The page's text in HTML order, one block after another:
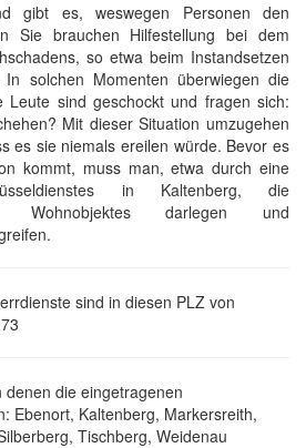
gibt es, weswegen Personen den
Sie brauchen Hilfestellung bei dem
so etwa beim Instandsetzen
solchen Momenten überwiegen die
Leute sind geschockt und fragen sich:
Mit dieser Situation umzugehen
es sie niemals ereilen würde. Bevor es
kommt, muss man, etwa durch eine
in Kaltenberg, die
Wohnobjektes darlegen und
sind in diesen PLZ von
die eingetragenen
Ebenort, Kaltenberg, Markersreith,
Tischberg, Weidenau